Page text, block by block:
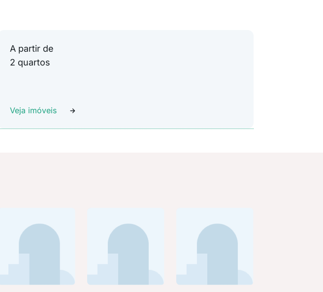
A partir de
2 quartos
Veja imóveis